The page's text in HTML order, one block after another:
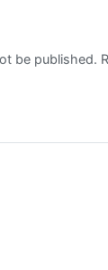
be published.